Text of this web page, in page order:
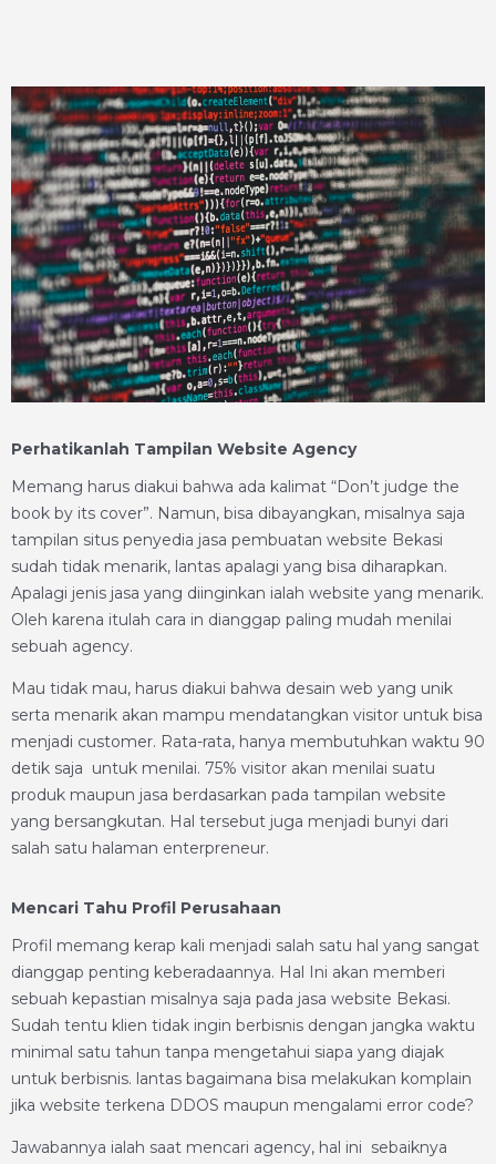
Perhatikanlah Tampilan Website Agency
Memang harus diakui bahwa ada kalimat “Don’t judge the
book by its cover”. Namun, bisa dibayangkan, misalnya saja
tampilan situs penyedia jasa pembuatan website Bekasi
sudah tidak menarik, lantas apalagi yang bisa diharapkan.
Apalagi jenis jasa yang diinginkan ialah website yang menarik.
Oleh karena itulah cara in dianggap paling mudah menilai
sebuah agency.
Mau tidak mau, harus diakui bahwa desain web yang unik
serta menarik akan mampu mendatangkan visitor untuk bisa
menjadi customer. Rata-rata, hanya membutuhkan waktu 90
detik saja untuk menilai. 75% visitor akan menilai suatu
produk maupun jasa berdasarkan pada tampilan website
yang bersangkutan. Hal tersebut juga menjadi bunyi dari
salah satu halaman enterpreneur.
Mencari Tahu Profil Perusahaan
Profil memang kerap kali menjadi salah satu hal yang sangat
dianggap penting keberadaannya. Hal Ini akan memberi
sebuah kepastian misalnya saja pada jasa website Bekasi.
Sudah tentu klien tidak ingin berbisnis dengan jangka waktu
minimal satu tahun tanpa mengetahui siapa yang diajak
untuk berbisnis. lantas bagaimana bisa melakukan komplain
jika website terkena DDOS maupun mengalami error code?
Jawabannya ialah saat mencari agency, hal ini sebaiknya